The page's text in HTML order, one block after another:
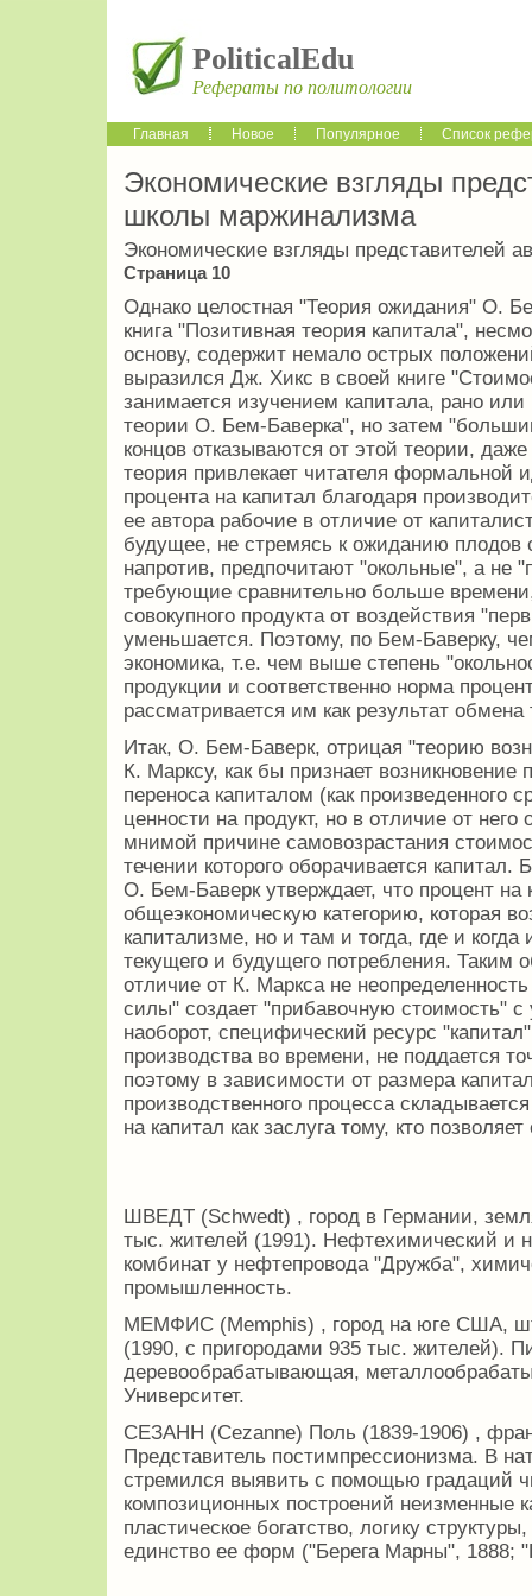
PoliticalEdu
Рефераты по политологии
Главная Новое Популярное Список
Экономические взгляды
школы маржинализма
Экономические взгляды представителей
Страница 10
Однако целостная "Теория ожидания" О.
книга "Позитивная теория капитала",
основу, содержит немало острых
выразился Дж. Хикс в своей книге
занимается изучением капитала, рано
теории О. Бем-Баверка", но затем
концов отказываются от этой теории,
теория привлекает читателя формальной
процента на капитал благодаря
ее автора рабочие в отличие от
будущее, не стремясь к ожиданию плодов
напротив, предпочитают "окольные", а не
требующие сравнительно больше времени,
совокупного продукта от воздействия
уменьшается. Поэтому, по Бем-Баверку,
экономика, т.е. чем выше степень
продукции и соответственно норма
рассматривается им как результат
Итак, О. Бем-Баверк, отрицая "теорию
К. Марксу, как бы признает
переноса капиталом (как произведенного
ценности на продукт, но в отличие от него
мнимой причине самовозрастания
течении которого оборачивается
О. Бем-Баверк утверждает, что процент на
общеэкономическую категорию, которая
капитализме, но и там и тогда, где и
текущего и будущего потребления. Таким
отличие от К. Маркса не
силы" создает "прибавочную стоимость"
наоборот, специфический ресурс
производства во времени, не поддается
поэтому в зависимости от размера
производственного процесса
на капитал как заслуга тому, кто
ШВЕДТ (Schwedt) , город в Германии,
тыс. жителей (1991). Нефтехимический и
комбинат у нефтепровода "Дружба",
промышленность.
МЕМФИС (Memphis) , город на юге США,
(1990, с пригородами 935 тыс. жителей).
деревообрабатывающая,
Университет.
СЕЗАНН (Cezanne) Поль (1839-1906) ,
Представитель постимпрессионизма. В
стремился выявить с помощью градаций
композиционных построений неизменные
пластическое богатство, логику
единство ее форм ("Берега Марны", 1888;